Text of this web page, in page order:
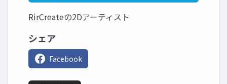
RirCreateの2Dアーティスト
シェア
Facebook